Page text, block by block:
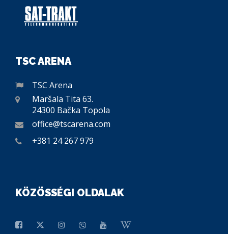
TSC ARENA
TSC Arena
Maršala Tita 63.
24300 Bačka Topola
office@tscarena.com
+381 24 267 979
KÖZÖSSÉGI OLDALAK